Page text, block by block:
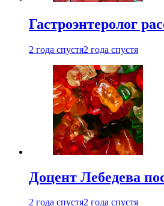
Гастроэнтеролог
2 года спустя2 года спустя
Доцент Лебедева
2 года спустя2 года спустя